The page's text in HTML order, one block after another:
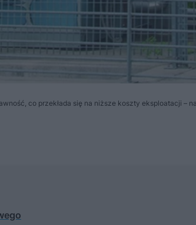
co przekłada się na niższe koszty eksploatacji –